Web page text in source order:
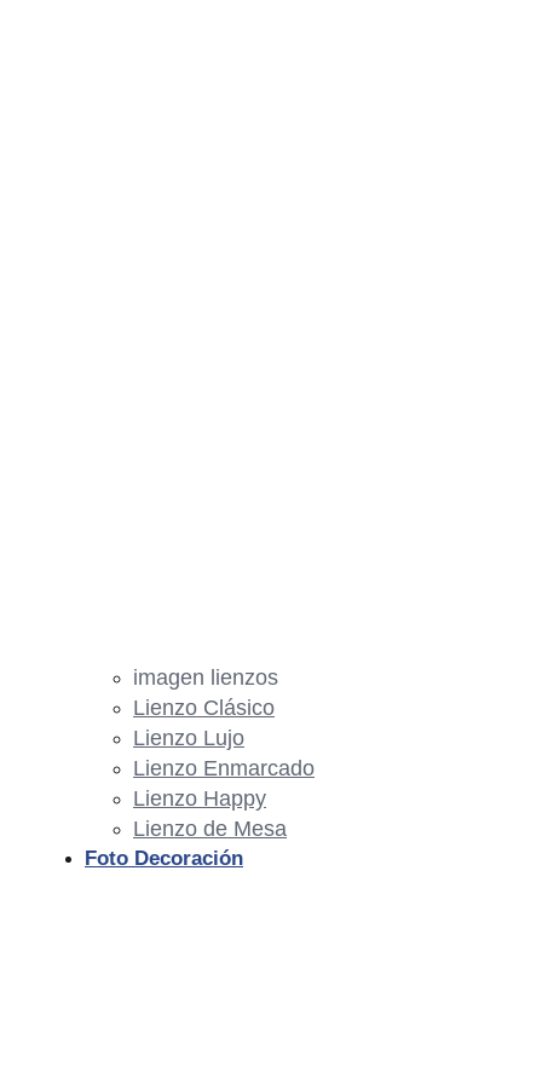
imagen lienzos
Lienzo Clásico
Lienzo Lujo
Lienzo Enmarcado
Lienzo Happy
Lienzo de Mesa
Foto Decoración